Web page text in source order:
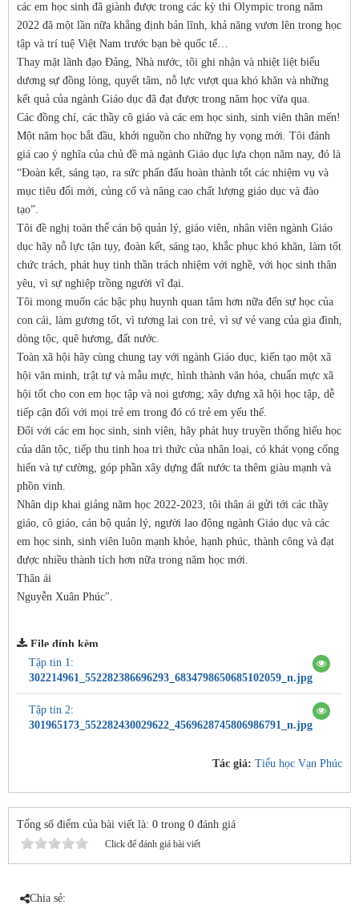
các em học sinh đã giành được trong các kỳ thi Olympic trong năm
2022 đã một lần nữa khẳng định bản lĩnh, khả năng vươn lên trong học
tập và trí tuệ Việt Nam trước bạn bè quốc tế…
Thay mặt lãnh đạo Đảng, Nhà nước, tôi ghi nhận và nhiệt liệt biểu
dương sự đồng lòng, quyết tâm, nỗ lực vượt qua khó khăn và những
kết quả của ngành Giáo dục đã đạt được trong năm học vừa qua.
Các đồng chí, các thầy cô giáo và các em học sinh, sinh viên thân mến!
Một năm học bắt đầu, khởi nguồn cho những hy vọng mới. Tôi đánh
giá cao ý nghĩa của chủ đề mà ngành Giáo dục lựa chọn năm nay, đó là
“Đoàn kết, sáng tạo, ra sức phấn đấu hoàn thành tốt các nhiệm vụ và
mục tiêu đổi mới, củng cố và nâng cao chất lượng giáo dục và đào
tạo”.
Tôi đề nghị toàn thể cán bộ quản lý, giáo viên, nhân viên ngành Giáo
dục hãy nỗ lực tận tụy, đoàn kết, sáng tạo, khắc phục khó khăn, làm tốt
chức trách, phát huy tinh thần trách nhiệm với nghề, với học sinh thân
yêu, vì sự nghiệp trồng người vĩ đại.
Tôi mong muốn các bậc phụ huynh quan tâm hơn nữa đến sự học của
con cái, làm gương tốt, vì tương lai con trẻ, vì sự vẻ vang của gia đình,
dòng tộc, quê hương, đất nước.
Toàn xã hội hãy cùng chung tay với ngành Giáo dục, kiến tạo một xã
hội văn minh, trật tự và mẫu mực, hình thành văn hóa, chuẩn mực xã
hội tốt cho con em học tập và noi gương; xây dựng xã hội học tập, dễ
tiếp cận đối với mọi trẻ em trong đó có trẻ em yếu thế.
Đối với các em học sinh, sinh viên, hãy phát huy truyền thống hiếu học
của dân tộc, tiếp thu tinh hoa tri thức của nhân loại, có khát vọng cống
hiến và tự cường, góp phần xây dựng đất nước ta thêm giàu mạnh và
phồn vinh.
Nhân dịp khai giảng năm học 2022-2023, tôi thân ái gửi tới các thầy
giáo, cô giáo, cán bộ quản lý, người lao động ngành Giáo dục và các
em học sinh, sinh viên luôn mạnh khỏe, hạnh phúc, thành công và đạt
được nhiều thành tích hơn nữa trong năm học mới.
Thân ái
Nguyễn Xuân Phúc".
File đính kèm
Tập tin 1:
302214961_552282386696293_6834798650685102059_n.jpg
Tập tin 2:
301965173_552282430029622_4569628745806986791_n.jpg
Tác giả: Tiểu học Vạn Phúc
Tổng số điểm của bài viết là: 0 trong 0 đánh giá
Click để đánh giá bài viết
Chia sẻ: